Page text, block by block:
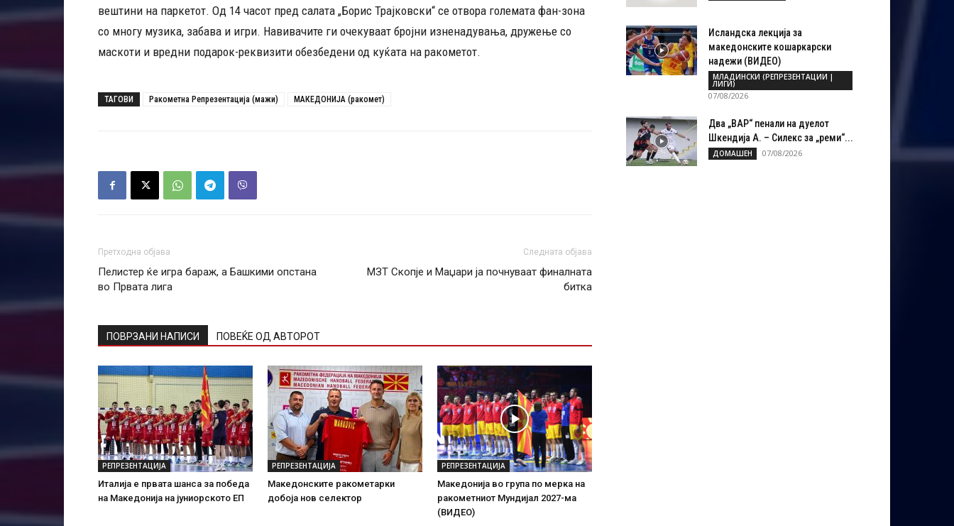
вештини на паркетот. Од 14 часот пред салата „Борис Трајковски“ се отвора големата фан-зона
со многу музика, забава и игри. Навивачите ги очекуваат бројни изненадувања, дружење со
маскоти и вредни подарок-реквизити обезбедени од куќата на ракометот.
ТАГОВИ Ракометна Репрезентација (мажи) МАКЕДОНИЈА (ракомет)
Претходна објава
Пелистер ќе игра бараж, а Башкими опстана
во Првата лига
Следната објава
МЗТ Скопје и Маџари ја почнуваат финалната
битка
ПОВРЗАНИ НАПИСИ ПОВЕЌЕ ОД АВТОРОТ
РЕПРЕЗЕНТАЦИЈА
Италија е првата шанса за победа
на Македонија на јуниорското ЕП
РЕПРЕЗЕНТАЦИЈА
Македонските ракометарки
добоја нов селектор
РЕПРЕЗЕНТАЦИЈА
Македонија во група по мерка на
ракометниот Мундијал 2027-ма
(ВИДЕО)
Исландска лекција за
македонските кошаркарски
надежи (ВИДЕО)
МЛАДИНСКИ (РЕПРЕЗЕНТАЦИИ |
ЛИГИ)
07/08/2026
Два „ВАР“ пенали на дуелот
Шкендија А. – Силекс за „реми“...
ДОМАШЕН 07/08/2026